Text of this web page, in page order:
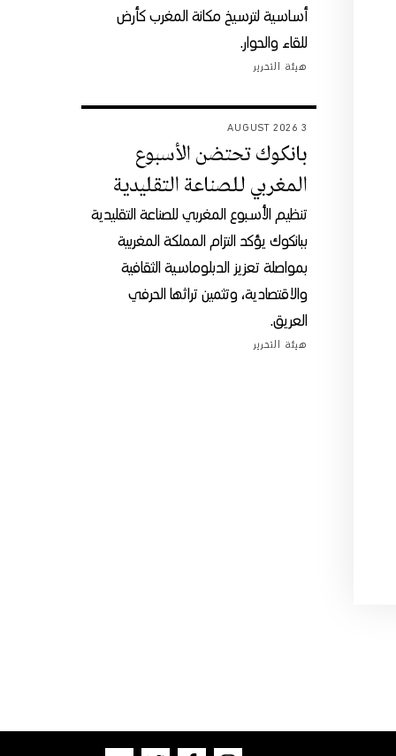
أساسية لترسيخ مكانة المغرب كأرض
للقاء والحوار.
هيئة التحرير
3 AUGUST 2026
بانكوك تحتضن الأسبوع
المغربي للصناعة التقليدية
تنظيم الأسبوع المغربي للصناعة التقليدية
ببانكوك يؤكد التزام المملكة المغربية
بمواصلة تعزيز الدبلوماسية الثقافية
والاقتصادية، وتثمين تراثها الحرفي
العريق.
هيئة التحرير